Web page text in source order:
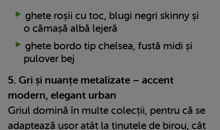
ghete roșii cu toc, blugi negri skinny și
o cămașă albă lejeră
ghete bordo tip chelsea, fustă midi și
pulover bej
5. Gri și nuanțe metalizate – accent
modern, elegant urban
Griul domină în multe colecții, pentru că se
adaptează ușor atât la ținutele de birou, cât